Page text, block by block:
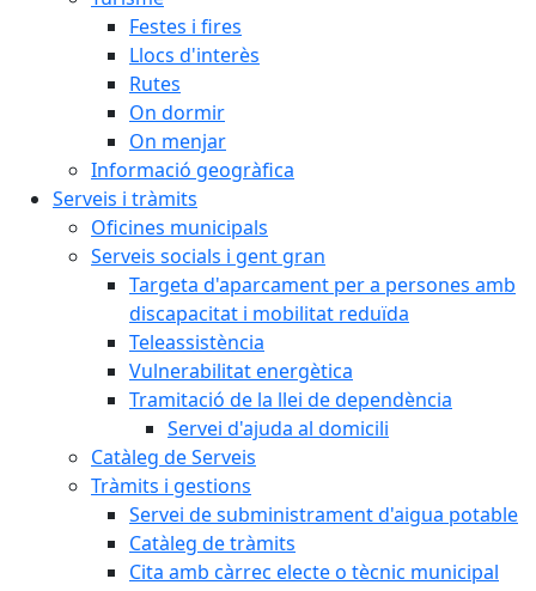
Festes i fires
Llocs d'interès
Rutes
On dormir
On menjar
Informació geogràfica
Serveis i tràmits
Oficines municipals
Serveis socials i gent gran
Targeta d'aparcament per a persones amb
discapacitat i mobilitat reduïda
Teleassistència
Vulnerabilitat energètica
Tramitació de la llei de dependència
Servei d'ajuda al domicili
Catàleg de Serveis
Tràmits i gestions
Servei de subministrament d'aigua potable
Catàleg de tràmits
Cita amb càrrec electe o tècnic municipal